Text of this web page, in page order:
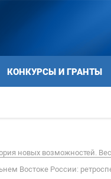
КОНКУРСЫ И ГРАНТЫ
новых возможностей.
Востоке России: